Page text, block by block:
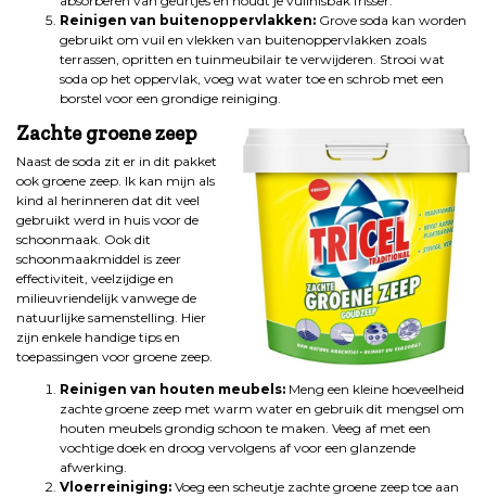
Reinigen van buitenoppervlakken: Grove soda kan worden
gebruikt om vuil en vlekken van buitenoppervlakken zoals
terrassen, opritten en tuinmeubilair te verwijderen. Strooi wat
soda op het oppervlak, voeg wat water toe en schrob met een
borstel voor een grondige reiniging.
Zachte groene zeep
Naast de soda zit er in dit pakket
ook groene zeep. Ik kan mijn als
kind al herinneren dat dit veel
gebruikt werd in huis voor de
schoonmaak. Ook dit
schoonmaakmiddel is zeer
effectiviteit, veelzijdige en
milieuvriendelijk vanwege de
natuurlijke samenstelling. Hier
zijn enkele handige tips en
toepassingen voor groene zeep.
Reinigen van houten meubels: Meng een kleine hoeveelheid
zachte groene zeep met warm water en gebruik dit mengsel om
houten meubels grondig schoon te maken. Veeg af met een
vochtige doek en droog vervolgens af voor een glanzende
afwerking.
Vloerreiniging: Voeg een scheutje zachte groene zeep toe aan